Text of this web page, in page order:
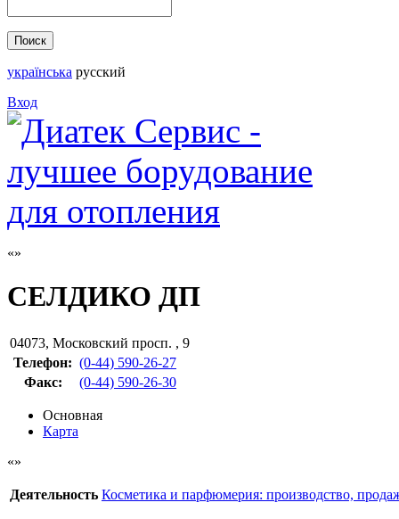
українська русский
Вход
СЕЛДИКО ДП
04073, Московский просп. , 9
Телефон: (0-44) 590-26-27
Факс: (0-44) 590-26-30
Основная
Карта
Деятельность Косметика и парфюмерия: производство,